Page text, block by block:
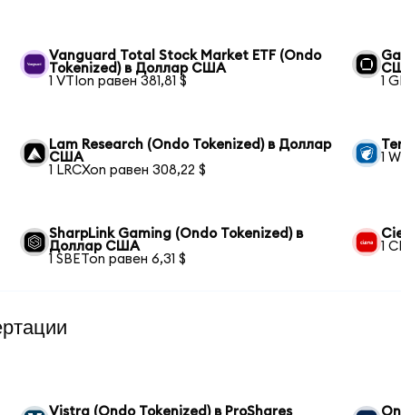
Vanguard Total Stock Market ETF (Ondo
Tokenized) в Доллар США
1 VTIon равен 381,81 $
1
Lam Research (Ondo Tokenized) в Доллар
США
1 LRCXon равен 308,22 $
1
SharpLink Gaming (Ondo Tokenized) в
Доллар США
1 SBETon равен 6,31 $
1
Vistra (Ondo Tokenized) в ProShares